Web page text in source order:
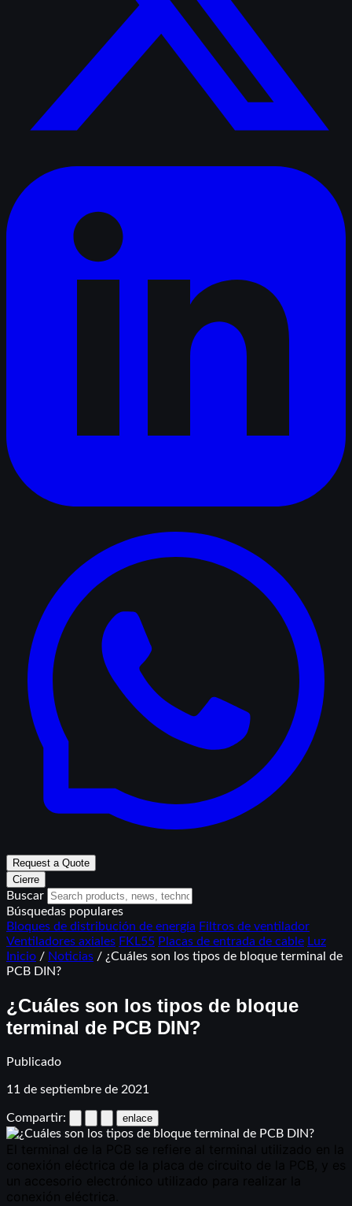
Request a Quote
Cierre
Buscar
Búsquedas populares
Bloques de distribución de energía Filtros de ventilador
Ventiladores axiales FKL55 Placas de entrada de cable Luz
Inicio / Noticias / ¿Cuáles son los tipos de bloque terminal de
PCB DIN?
¿Cuáles son los tipos de bloque
terminal de PCB DIN?
Publicado
11 de septiembre de 2021
Compartir: enlace